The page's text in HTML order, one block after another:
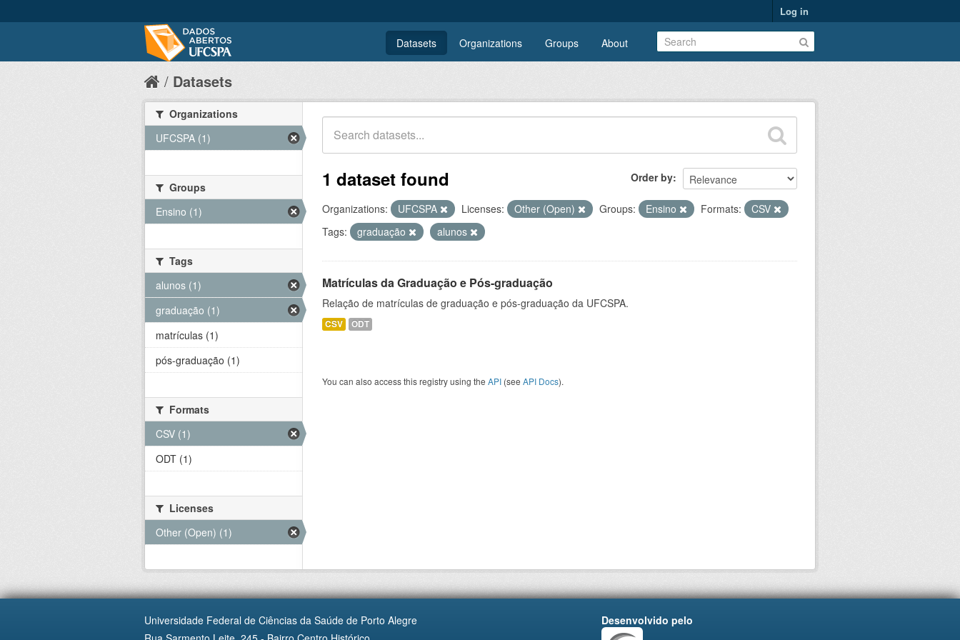
Log in
Datasets Organizations Groups About
Datasets
Order by
1 dataset found
Organizations: UFCSPA Licenses: Other (Open) Groups: Ensino Formats:
CSV
Tags:
graduação alunos
Matrículas da Graduação e Pós-graduação
Relação de matrículas de graduação e pós-graduação da UFCSPA.
CSV ODT
You can also access this registry using the API (see API Docs).
Organizations
UFCSPA (1)
Groups
Ensino (1)
Tags
alunos (1)
graduação (1)
matrículas (1)
pós-graduação (1)
Formats
CSV (1)
ODT (1)
Licenses
Other (Open) (1)
Universidade Federal de Ciências da Saúde de Porto Alegre
Desenvolvido pelo